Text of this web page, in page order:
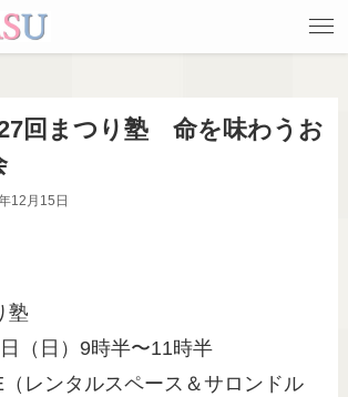
回まつり塾 命を味わうお
12月15日
塾
（日）9時半〜11時半
レンタルスペース＆サロンドル